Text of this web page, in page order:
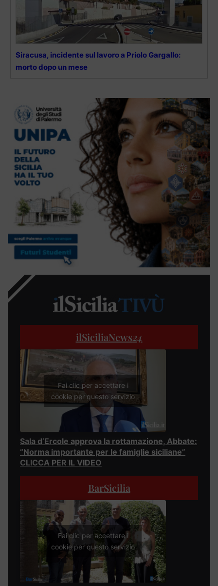
Siracusa, incidente sul lavoro a Priolo Gargallo:
morto dopo un mese
ilSiciliaNews24
Fai clic per accettare i
cookie per questo servizio
Sala d’Ercole approva la rottamazione, Abbate:
“Norma importante per le famiglie siciliane”
CLICCA PER IL VIDEO
BarSicilia
Fai clic per accettare i
cookie per questo servizio